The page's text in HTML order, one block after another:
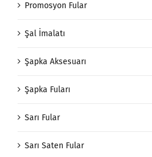
Promosyon Fular
Şal İmalatı
Şapka Aksesuarı
Şapka Fuları
Sarı Fular
Sarı Saten Fular